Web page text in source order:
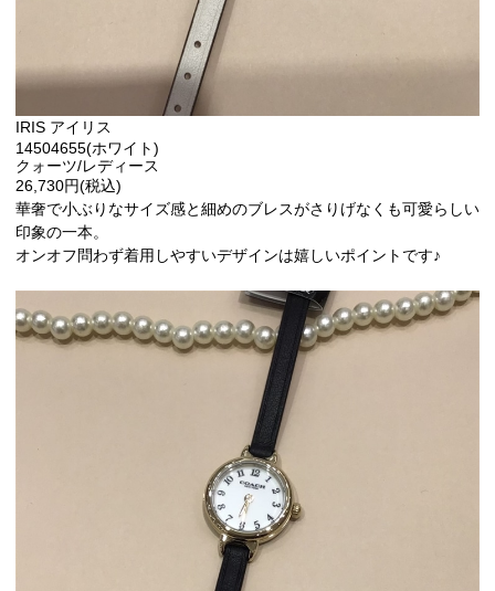
IRIS アイリス
14504655(ホワイト)
クォーツ/レディース
26,730円(税込)
華奢で小ぶりなサイズ感と細めのブレスがさりげなくも可愛らしい
印象の一本。
オンオフ問わず着用しやすいデザインは嬉しいポイントです♪